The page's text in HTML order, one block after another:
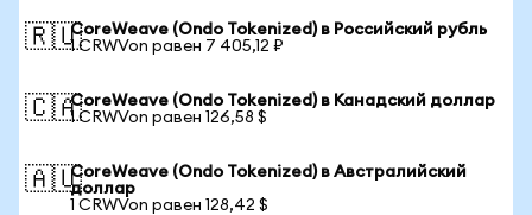
🇷🇺CoreWeave (Ondo Tokenized) в Российский рубль
1 CRWVon равен 7 405,12 ₽
🇨🇦CoreWeave (Ondo Tokenized) в Канадский доллар
1 CRWVon равен 126,58 $
🇦🇺CoreWeave (Ondo Tokenized) в Австралийский
доллар
1 CRWVon равен 128,42 $